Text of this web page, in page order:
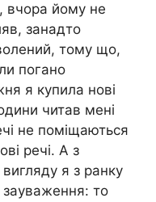
вчора йому не
занадто
тому що,
погано
я купила нові
читав мені
не поміщаються
речі. А з
я з ранку
то